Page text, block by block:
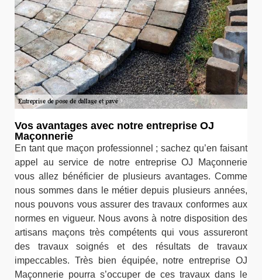
Vos avantages avec notre entreprise OJ
Maçonnerie
En tant que maçon professionnel ; sachez qu’en faisant
appel au service de notre entreprise OJ Maçonnerie
vous allez bénéficier de plusieurs avantages. Comme
nous sommes dans le métier depuis plusieurs années,
nous pouvons vous assurer des travaux conformes aux
normes en vigueur. Nous avons à notre disposition des
artisans maçons très compétents qui vous assureront
des travaux soignés et des résultats de travaux
impeccables. Très bien équipée, notre entreprise OJ
Maçonnerie pourra s’occuper de ces travaux dans le